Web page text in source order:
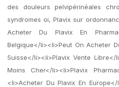
des douleurs pelvipérinéales
syndromes oi, Plavix sur
Acheter Du Plavix En
Belgique</li><li>Peut On Acheter
Suisse</li><li>Plavix Vente
Moins Cher</li><li>Plavix
<li>Acheter Du Plavix En